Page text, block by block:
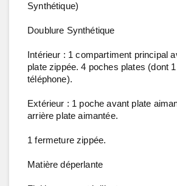
Synthétique)
Doublure Synthétique
Intérieur : 1 compartiment principal
plate zippée. 4 poches plates (dont
téléphone).
Extérieur : 1 poche avant plate
arrière plate aimantée.
1 fermeture zippée.
Matière déperlante